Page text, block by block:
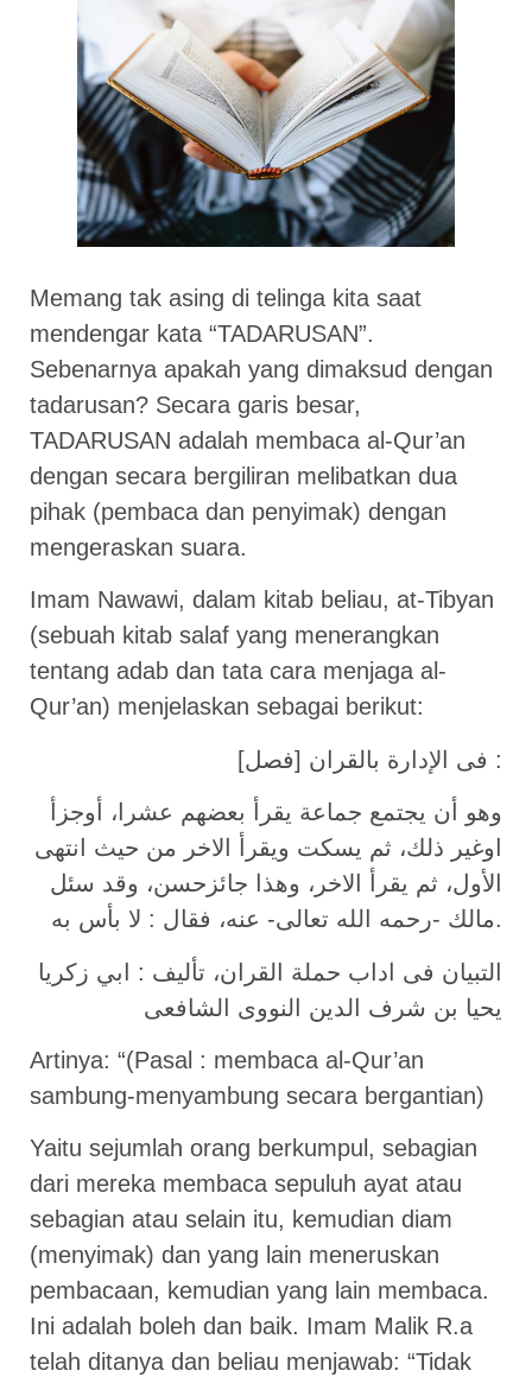
Memang tak asing di telinga kita saat
mendengar kata “TADARUSAN”.
Sebenarnya apakah yang dimaksud dengan
tadarusan? Secara garis besar,
TADARUSAN adalah membaca al-Qur’an
dengan secara bergiliran melibatkan dua
pihak (pembaca dan penyimak) dengan
mengeraskan suara.
Imam Nawawi, dalam kitab beliau, at-Tibyan
(sebuah kitab salaf yang menerangkan
tentang adab dan tata cara menjaga al-
Qur’an) menjelaskan sebagai berikut:
[فصل] فى الإدارة بالقران :
وهو أن يجتمع جماعة يقرأ بعضهم عشرا، أوجزأ
اوغير ذلك، ثم يسكت ويقرأ الاخر من حيث انتهى
الأول، ثم يقرأ الاخر، وهذا جائزحسن، وقد سئل
مالك -رحمه الله تعالى- عنه، فقال : لا بأس به.
التبيان فى اداب حملة القران، تأليف : ابي زكريا
يحيا بن شرف الدين النووى الشافعى
Artinya: “(Pasal : membaca al-Qur’an
sambung-menyambung secara bergantian)
Yaitu sejumlah orang berkumpul, sebagian
dari mereka membaca sepuluh ayat atau
sebagian atau selain itu, kemudian diam
(menyimak) dan yang lain meneruskan
pembacaan, kemudian yang lain membaca.
Ini adalah boleh dan baik. Imam Malik R.a
telah ditanya dan beliau menjawab: “Tidak